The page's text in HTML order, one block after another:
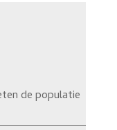
de populatie